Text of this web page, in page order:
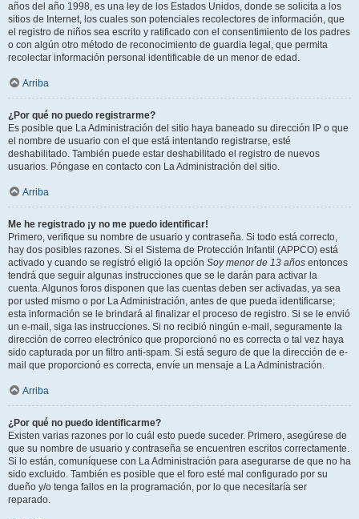
años del año 1998, es una ley de los Estados Unidos, donde se solicita a los
sitios de Internet, los cuales son potenciales recolectores de información, que
el registro de niños sea escrito y ratificado con el consentimiento de los padres
o con algún otro método de reconocimiento de guardia legal, que permita
recolectar información personal identificable de un menor de edad.
Arriba
¿Por qué no puedo registrarme?
Es posible que La Administración del sitio haya baneado su dirección IP o que
el nombre de usuario con el que está intentando registrarse, esté
deshabilitado. También puede estar deshabilitado el registro de nuevos
usuarios. Póngase en contacto con La Administración del sitio.
Arriba
Me he registrado ¡y no me puedo identificar!
Primero, verifique su nombre de usuario y contraseña. Si todo está correcto,
hay dos posibles razones. Si el Sistema de Protección Infantil (APPCO) está
activado y cuando se registró eligió la opción Soy menor de 13 años entonces
tendrá que seguir algunas instrucciones que se le darán para activar la
cuenta. Algunos foros disponen que las cuentas deben ser activadas, ya sea
por usted mismo o por La Administración, antes de que pueda identificarse;
esta información se le brindará al finalizar el proceso de registro. Si se le envió
un e-mail, siga las instrucciones. Si no recibió ningún e-mail, seguramente la
dirección de correo electrónico que proporcionó no es correcta o tal vez haya
sido capturada por un filtro anti-spam. Si está seguro de que la dirección de e-
mail que proporcionó es correcta, envíe un mensaje a La Administración.
Arriba
¿Por qué no puedo identificarme?
Existen varias razones por lo cuál esto puede suceder. Primero, asegúrese de
que su nombre de usuario y contraseña se encuentren escritos correctamente.
Si lo están, comuníquese con La Administración para asegurarse de que no ha
sido excluido. También es posible que el foro esté mal configurado por su
dueño y/o tenga fallos en la programación, por lo que necesitaría ser
reparado.